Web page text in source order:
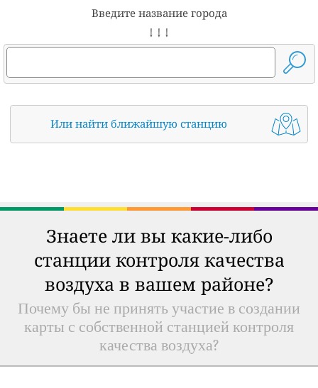
Введите название города
↓ ↓ ↓
Или найти ближайшую станцию
Знаете ли вы какие-либо
станции контроля качества
воздуха в вашем районе?
Почему бы не принять участие в создании
карты с собственной станцией контроля
качества воздуха?